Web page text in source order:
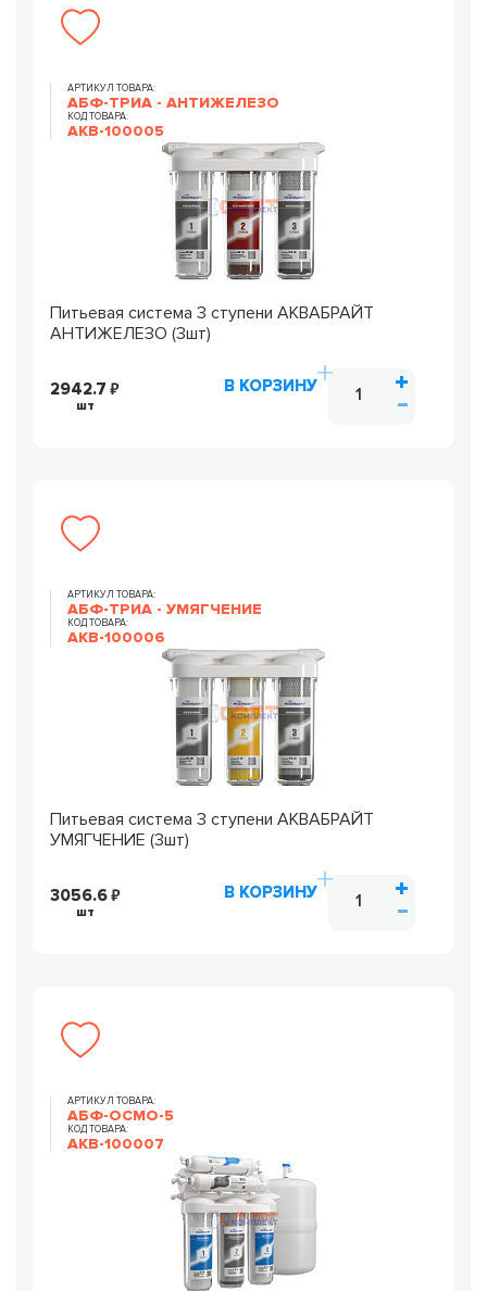
АРТИКУЛ ТОВАРА:
АБФ-ТРИА - АНТИЖЕЛЕЗО
КОД ТОВАРА:
AKB-100005
Питьевая система 3 ступени АКВАБРАЙТ
АНТИЖЕЛЕЗО (3шт)
2942.7
шт
В КОРЗИНУ
АРТИКУЛ ТОВАРА:
АБФ-ТРИА - УМЯГЧЕНИЕ
КОД ТОВАРА:
AKB-100006
Питьевая система 3 ступени АКВАБРАЙТ
УМЯГЧЕНИЕ (3шт)
3056.6
шт
В КОРЗИНУ
АРТИКУЛ ТОВАРА:
АБФ-ОСМО-5
КОД ТОВАРА:
AKB-100007